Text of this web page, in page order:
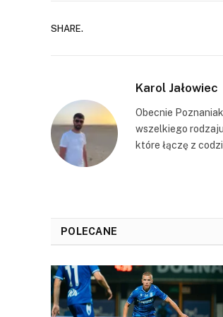
SHARE.
Karol Jałowiec
Obecnie
wszelkiego
które łączę z
POLECANE